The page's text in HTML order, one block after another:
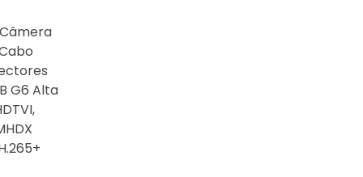
G6 Alta